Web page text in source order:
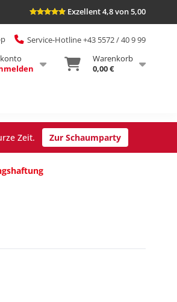
Exzellent 4,8 von 5,00
Service-Hotline +43 5572 / 40 9 99
Warenkorb
0,00 €
Zeit. Zur Schaumparty